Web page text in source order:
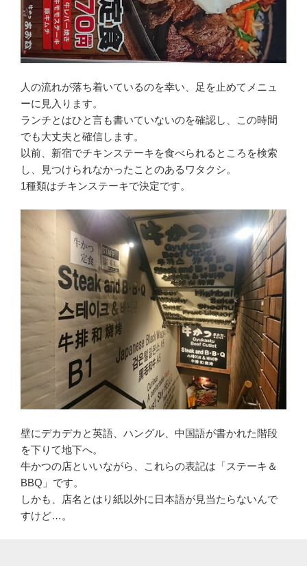
人の流れが落ち着いているのを幸い、足を止めてメニュ
ーに見入ります。
ランチとはひと言も書いていないのを確認し、この時間
でも大丈夫と確信します。
以前、新宿でチキンステーキを食べられるところを検索
し、見つけられなかったことのあるワタクシ。
1種類はチキンステーキで決定です。
壁にデカデカと英語、ハングル、中国語が書かれた階段
を下りて地下へ。
牛かつの店といいながら、これらの表記は「ステーキ＆
BBQ」です。
しかも、店名とはり紙以外に日本語が見当たらないんで
すけど…。